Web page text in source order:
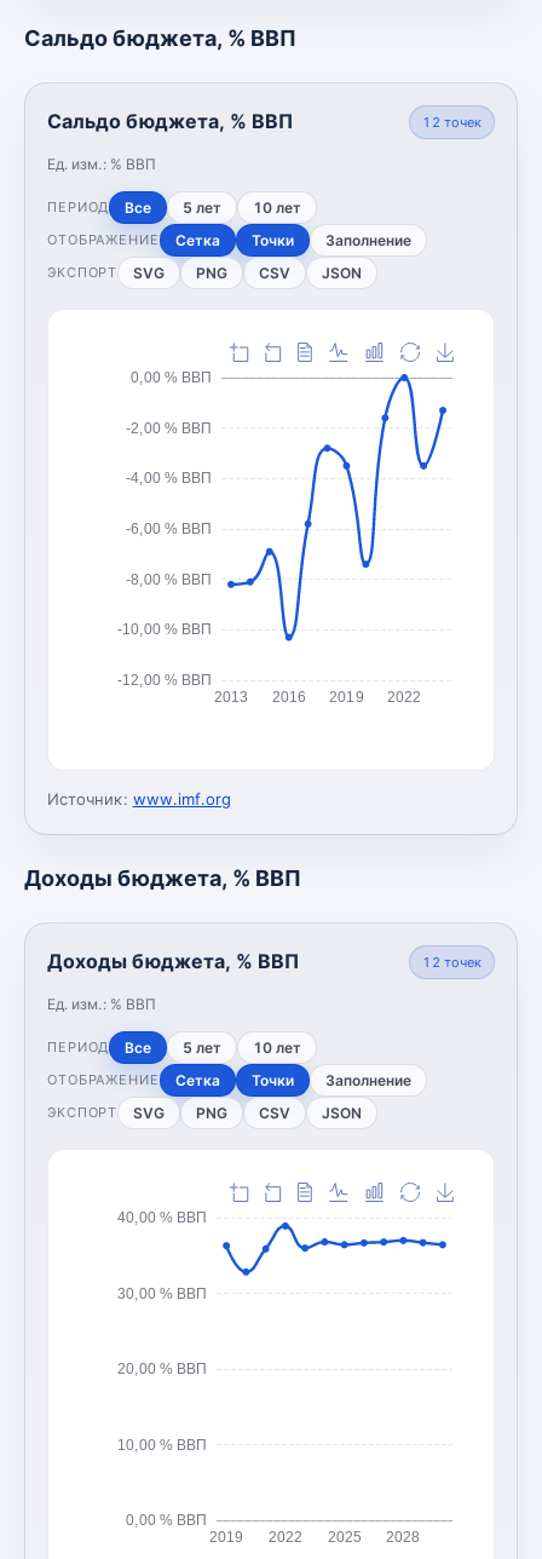
Сальдо бюджета, % ВВП
Сальдо бюджета, % ВВП
Ед. изм.: % ВВП
12 точек
ПЕРИОД Все 5 лет 10 лет
ОТОБРАЖЕНИЕ Сетка Точки Заполнение
ЭКСПОРТ SVG PNG CSV JSON
-12,00 % ВВП
-10,00 % ВВП
-8,00 % ВВП
-6,00 % ВВП
-4,00 % ВВП
-2,00 % ВВП
0,00 % ВВП
2013 2016 2019 2022
Источник: www.imf.org
Доходы бюджета, % ВВП
Доходы бюджета, % ВВП
Ед. изм.: % ВВП
12 точек
ПЕРИОД Все 5 лет 10 лет
ОТОБРАЖЕНИЕ Сетка Точки Заполнение
ЭКСПОРТ SVG PNG CSV JSON
0,00 % ВВП
10,00 % ВВП
20,00 % ВВП
30,00 % ВВП
40,00 % ВВП
2019 2022 2025 2028